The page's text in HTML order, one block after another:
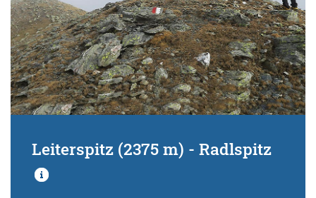
Leiterspitz (2375 m) - Radlspitz